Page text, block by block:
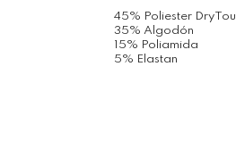
45% Poliester
35% Algodón
15% Poliamida
5% Elastan